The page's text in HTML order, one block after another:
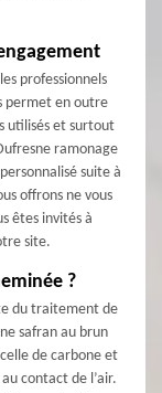
professionnels
permet en outre
utilisés et surtout
ramonage
suite à
offrons ne vous
êtes invités à
site.
?
du traitement de
safran au brun
de carbone et
contact de l’air.